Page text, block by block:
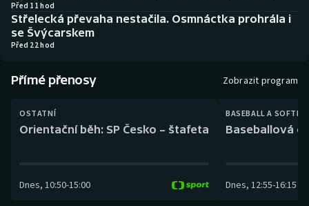
Boby a skeleton
Dostihy
Futsal
AZ kvíz
Před 11 hod
Střelecká převaha nestačila. Osmnáctka prohrála i
se Švýcarskem
Před 22 hod
Přímé přenosy Zobrazit program
OSTATNÍ
Orientační běh: SP Česko – štafeta
Dnes, 10:50-15:00
BASEBALL A
Baseballová
Dnes, 12:55-16:15